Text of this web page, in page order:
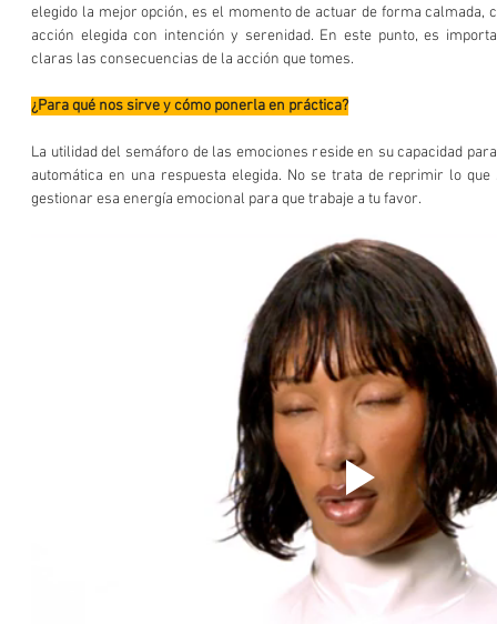
elegido la mejor opción, es el momento de actuar de forma calmada,
acción elegida con intención y serenidad. En este punto, es
claras las consecuencias de la acción que tomes.
¿Para qué nos sirve y cómo ponerla en práctica?
La utilidad del semáforo de las emociones reside en su capacidad
automática en una respuesta elegida. No se trata de reprimir lo
gestionar esa energía emocional para que trabaje a tu favor.